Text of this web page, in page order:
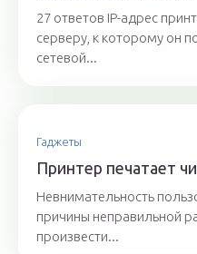
27 ответов IP-адрес
серверу, к которому он
сетевой...
Гаджеты
Принтер печатает
Невнимательность
причины неправильной
произвести...